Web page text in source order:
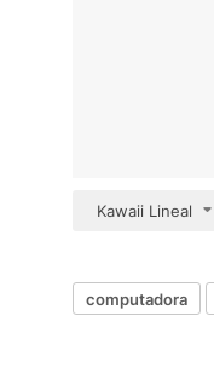
Kawaii Lineal
computadora